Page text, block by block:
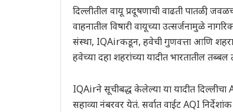
दिल्लीतील वायू प्रदूषणाची वाढती पातळी,
वाहनातील विषारी वायूच्या उत्सर्जनामुळे
संस्था, IQAirकडून, हवेची गुणवत्ता आणि
हवेच्या दहा शहरांच्या यादीत भारतातील तब्बल
IQAirने सूचीबद्ध केलेल्या या यादीत
सहाव्या नंबरवर येतं. सर्वात वाईट AQI